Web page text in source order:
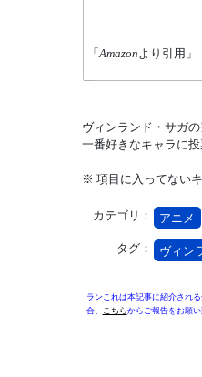
「Amazonより引用」
ヴィンランド・サガ
一番好きなキャラに投
※ 項目に入ってない
カテゴリ： アニメ
タグ： ヴィン
ランこれは本記事に紹介され
合、
こちらからご報告をお願い